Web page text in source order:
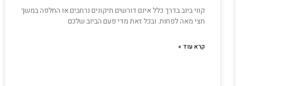
קווי ביוב בדרך כלל אינם דורשים תיקונים נרחבים או החלפה במשך
חצי מאה לפחות. ובכל זאת מדי פעם הביוב שלכם
קרא עוד »